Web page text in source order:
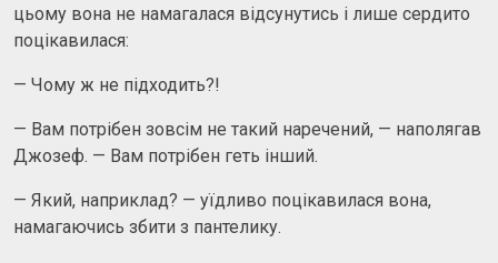
цьому вона не намагалася відсунутись і лише сердито
поцікавилася:
— Чому ж не підходить?!
— Вам потрібен зовсім не такий наречений, — наполягав
Джозеф. — Вам потрібен геть інший.
— Який, наприклад? — уїдливо поцікавилася вона,
намагаючись збити з пантелику.